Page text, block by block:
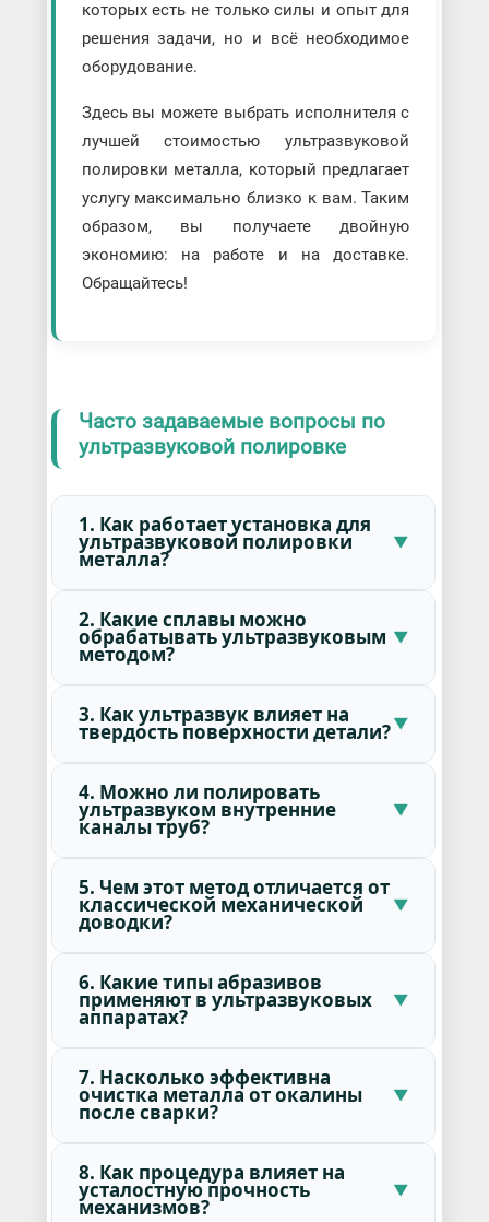
которых есть не только силы и опыт для
решения задачи, но и всё необходимое
оборудование.
Здесь вы можете выбрать исполнителя с
лучшей стоимостью ультразвуковой
полировки металла, который предлагает
услугу максимально близко к вам. Таким
образом, вы получаете двойную
экономию: на работе и на доставке.
Обращайтесь!
Часто задаваемые вопросы по
ультразвуковой полировке
1. Как работает установка для
ультразвуковой полировки
металла?
2. Какие сплавы можно
обрабатывать ультразвуковым
методом?
3. Как ультразвук влияет на
твердость поверхности детали?
4. Можно ли полировать
ультразвуком внутренние
каналы труб?
5. Чем этот метод отличается от
классической механической
доводки?
6. Какие типы абразивов
применяют в ультразвуковых
аппаратах?
7. Насколько эффективна
очистка металла от окалины
после сварки?
8. Как процедура влияет на
усталостную прочность
механизмов?